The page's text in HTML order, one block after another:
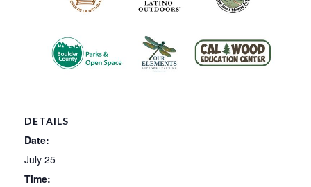
DETAILS
Date:
July 25
Time: